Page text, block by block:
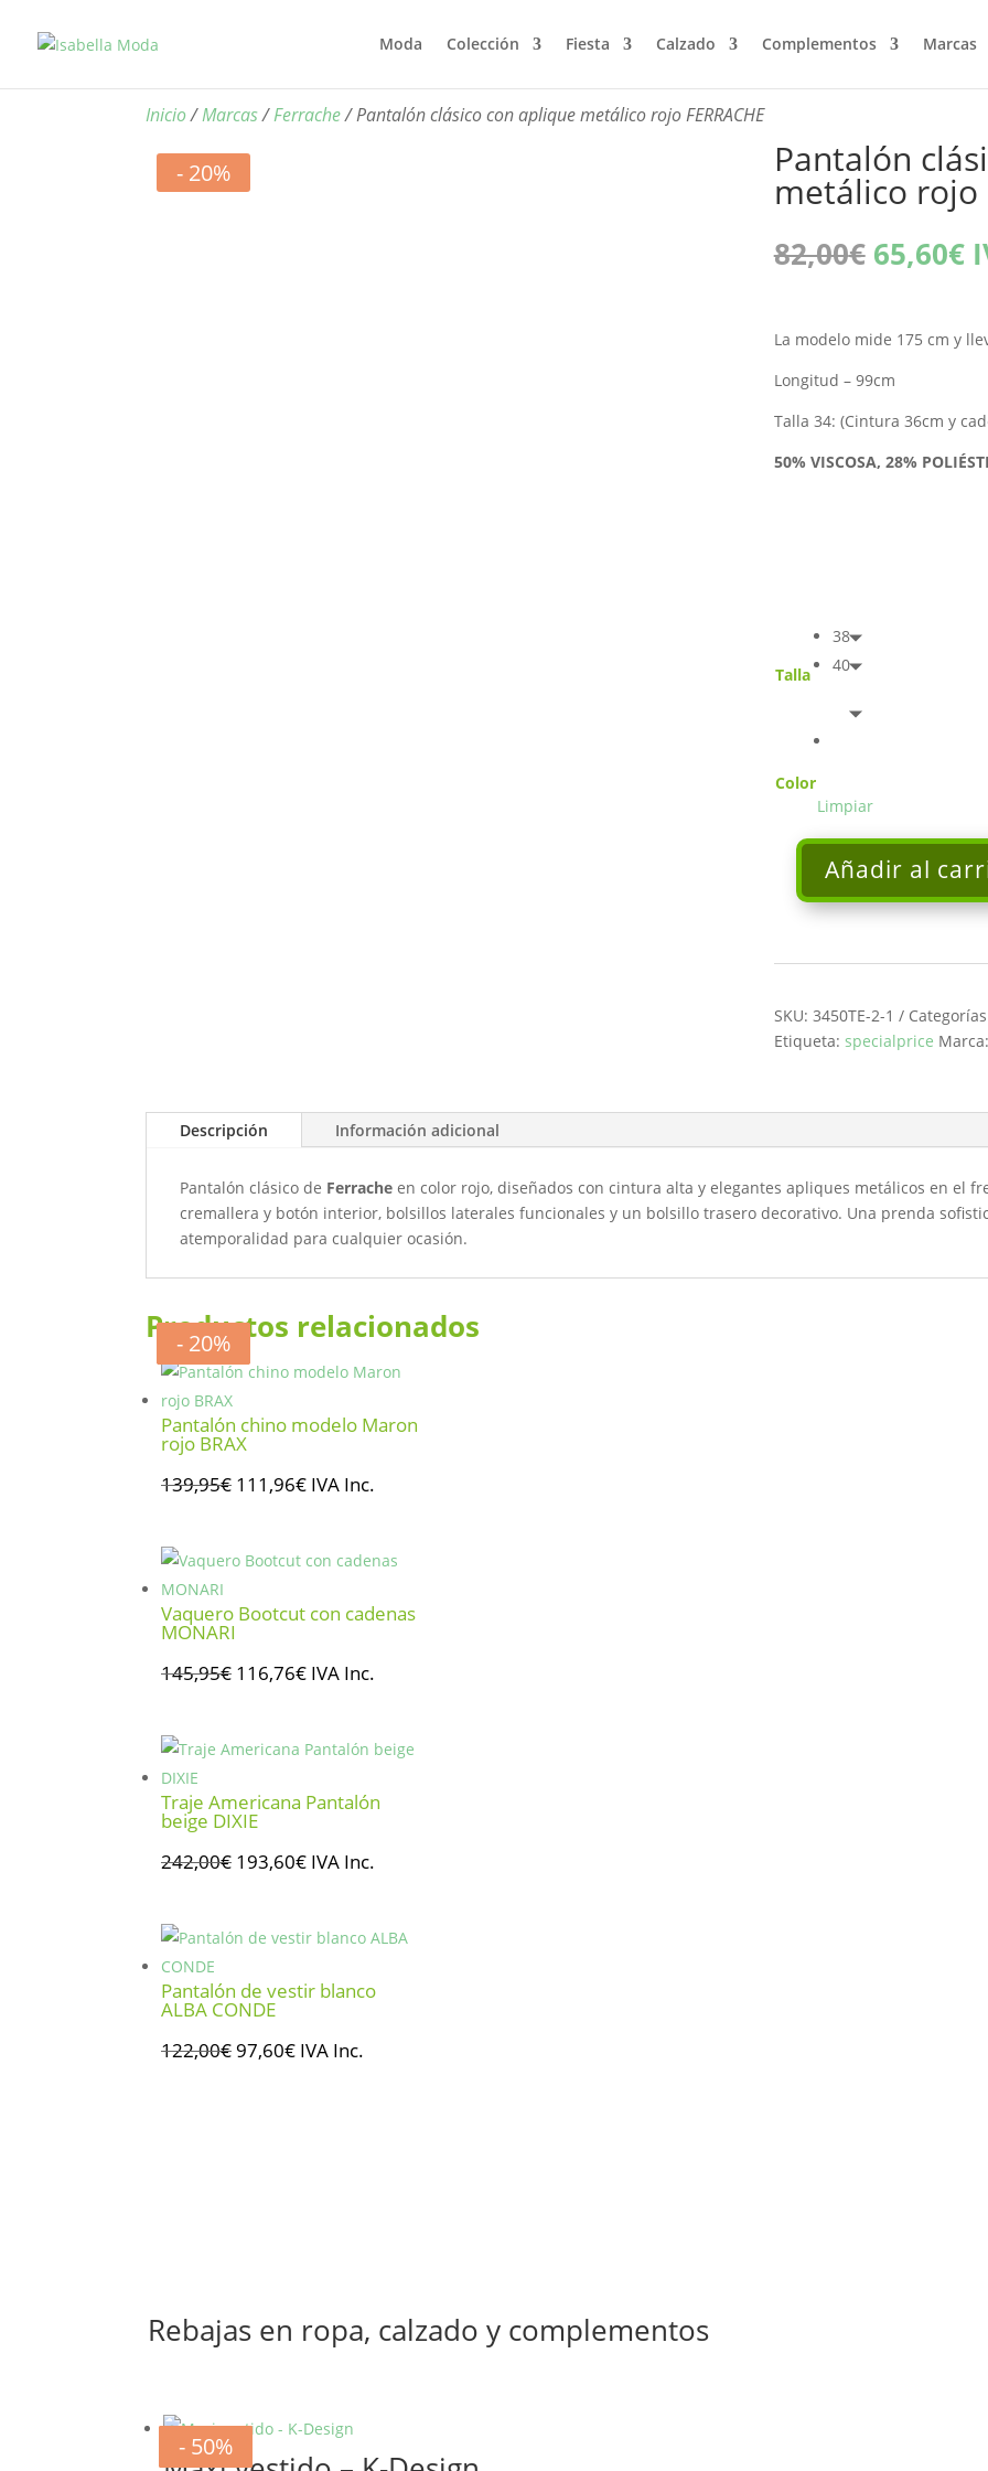
Moda Colección Fiesta Calzado Complementos Marcas
Inicio/Marcas/Ferrache/ Pantalón clásico con aplique metálico rojo FERRACHE
- 20% Pantalón
metálico rojo
82,00€ El
precio
era:
82,00€.
65,60€El
La modelo mide 175 cm y
Longitud – 99cm
Talla 34: (Cintura 36cm y
50% VISCOSA, 28%
Talla
38
40
Color
Limpiar
Pantalón
clásico
aplique
rojo
FERRACHE
Añadir al
SKU: 3450TE-2-1
Etiqueta: specialprice
Descripción Información adicional
Pantalón clásico de Ferrache en color rojo, diseñados con cintura alta y elegantes apliques metálicos en el
cremallera y botón interior, bolsillos laterales funcionales y un bolsillo trasero decorativo. Una prenda
atemporalidad para cualquier ocasión.
Productos relacionados
- 20%
Pantalón chino modelo Maron
rojo BRAX
139,95€ El
era:
111,96€El
es:
IVA Inc.
- 20%
Vaquero Bootcut con cadenas
MONARI
145,95€ El
era:
116,76€El
es:
IVA Inc.
- 20%
Traje Americana Pantalón
beige DIXIE
242,00€ El
era:
193,60€El
es:
IVA Inc.
- 20%
Pantalón de vestir blanco
ALBA CONDE
122,00€El
97,60€ElIVA Inc.
Rebajas en ropa, calzado y complementos
- 20%
- 20%
- 20%
- 20%
- 20%
- 20%
- 50%
- 50%